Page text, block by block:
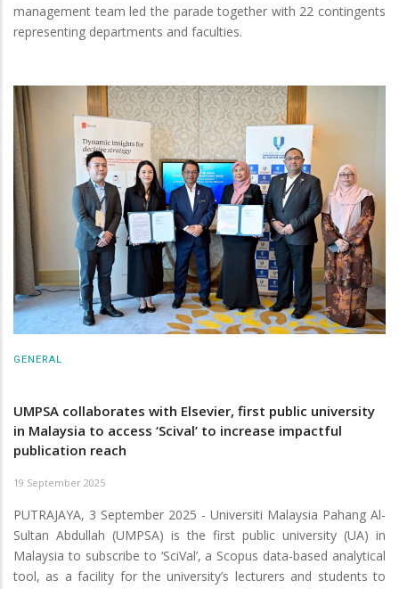
management team led the parade together with 22 contingents
representing departments and faculties.
GENERAL
UMPSA collaborates with Elsevier, first public university
in Malaysia to access ‘Scival’ to increase impactful
publication reach
19 September 2025
PUTRAJAYA, 3 September 2025 - Universiti Malaysia Pahang Al-
Sultan Abdullah (UMPSA) is the first public university (UA) in
Malaysia to subscribe to ‘SciVal’, a Scopus data-based analytical
tool, as a facility for the university’s lecturers and students to